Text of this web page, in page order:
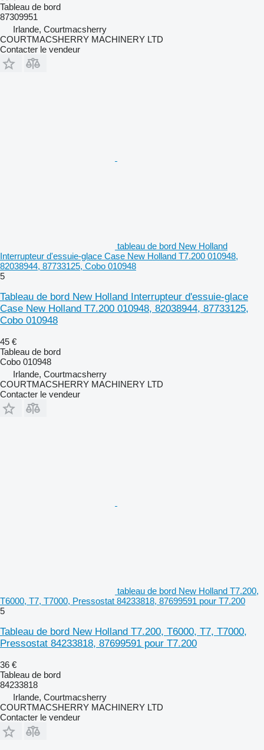
Tableau de bord
87309951
Irlande, Courtmacsherry
COURTMACSHERRY MACHINERY LTD
Contacter le vendeur
tableau de bord New Holland
Interrupteur d'essuie-glace Case New Holland T7.200 010948,
82038944, 87733125, Cobo 010948
5
Tableau de bord New Holland Interrupteur d'essuie-glace
Case New Holland T7.200 010948, 82038944, 87733125,
Cobo 010948
45 €
Tableau de bord
Cobo 010948
Irlande, Courtmacsherry
COURTMACSHERRY MACHINERY LTD
Contacter le vendeur
tableau de bord New Holland T7.200,
T6000, T7, T7000, Pressostat 84233818, 87699591 pour T7.200
5
Tableau de bord New Holland T7.200, T6000, T7, T7000,
Pressostat 84233818, 87699591 pour T7.200
36 €
Tableau de bord
84233818
Irlande, Courtmacsherry
COURTMACSHERRY MACHINERY LTD
Contacter le vendeur